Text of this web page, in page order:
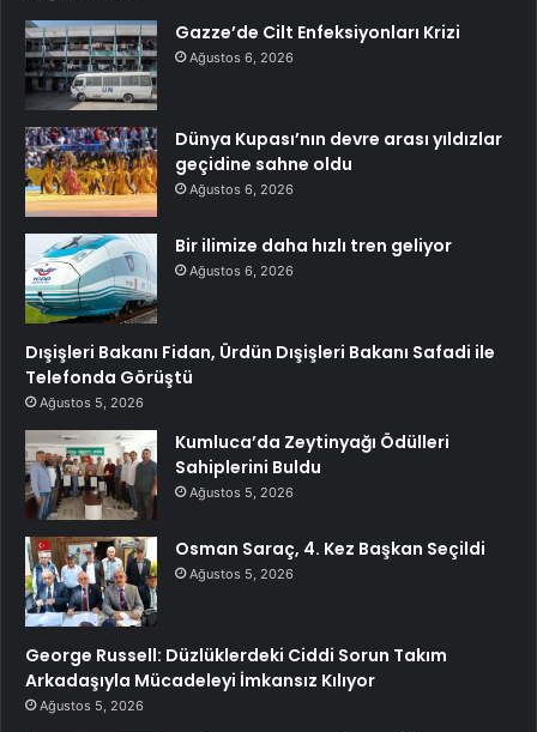
Gazze’de Cilt Enfeksiyonları Krizi
Ağustos 6, 2026
Dünya Kupası’nın devre arası yıldızlar
geçidine sahne oldu
Ağustos 6, 2026
Bir ilimize daha hızlı tren geliyor
Ağustos 6, 2026
Dışişleri Bakanı Fidan, Ürdün Dışişleri Bakanı Safadi ile
Telefonda Görüştü
Ağustos 5, 2026
Kumluca’da Zeytinyağı Ödülleri
Sahiplerini Buldu
Ağustos 5, 2026
Osman Saraç, 4. Kez Başkan Seçildi
Ağustos 5, 2026
George Russell: Düzlüklerdeki Ciddi Sorun Takım
Arkadaşıyla Mücadeleyi İmkansız Kılıyor
Ağustos 5, 2026